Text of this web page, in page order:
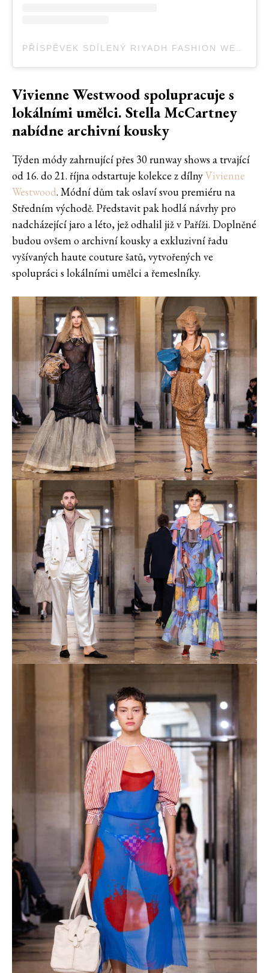
PŘÍSPĚVEK SDÍLENÝ RIYADH FASHION WEEK (@RIYADHFASHIONWEEK)
Vivienne Westwood spolupracuje s
lokálními umělci. Stella McCartney
nabídne archivní kousky
Týden módy zahrnující přes 30 runway shows a trvající
od 16. do 21. října odstartuje kolekce z dílnyVivienne
Westwood. Módní dům tak oslaví svou premiéru na
Středním východě. Představit pak hodlá návrhy pro
nadcházející jaro a léto, jež odhalil již v Paříži. Doplněné
budou ovšem o archivní kousky a exkluzivní řadu
vyšívaných haute couture šatů, vytvořených ve
spolupráci s lokálními umělci a řemeslníky.